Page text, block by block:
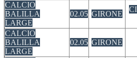
CALCIO
BALILLA
LARGE
02.05 GIRONE
CALCIO
BALILLA
LARGE
02.05 GIRONE